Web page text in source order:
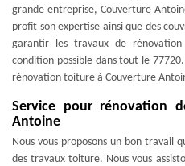
grande entreprise, Couverture
profit son expertise ainsi que des
garantir les travaux de
condition possible dans tout le
rénovation toiture à Couverture
Service pour rénovation
Antoine
Nous vous proposons un bon travail
des travaux toiture. Nous vous